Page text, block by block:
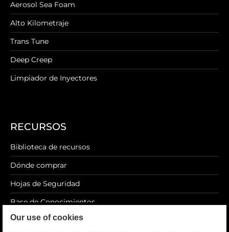
Our use of cookies
Aerosol Sea Foam
Alto Kilometraje
Trans Tune
Deep Creep
Limpiador de Inyectores
RECURSOS
Biblioteca de recursos
Dónde comprar
Hojas de Seguridad
Base de Conocimientos
Blog